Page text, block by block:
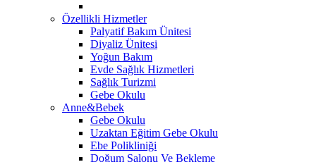
Özellikli Hizmetler
Palyatif Bakım Ünitesi
Diyaliz Ünitesi
Yoğun Bakım
Evde Sağlık Hizmetleri
Sağlık Turizmi
Gebe Okulu
Anne&Bebek
Gebe Okulu
Uzaktan Eğitim Gebe Okulu
Ebe Polikliniği
Doğum Salonu Ve Bekleme